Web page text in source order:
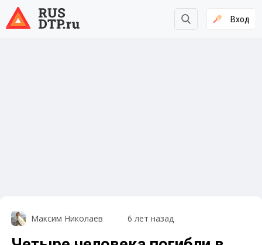
Вход
Максим Николаев 6 лет назад